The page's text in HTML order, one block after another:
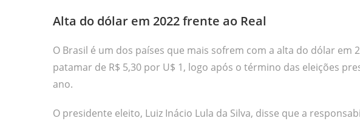
Alta do dólar em 2022 frente ao Real
O Brasil é um dos países que mais sofrem com a alta do dólar em
patamar de R$ 5,30 por U$ 1, logo após o término das eleições
ano.
O presidente eleito, Luiz Inácio Lula da Silva, disse que a